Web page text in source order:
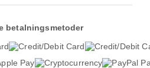
betalningsmetoder